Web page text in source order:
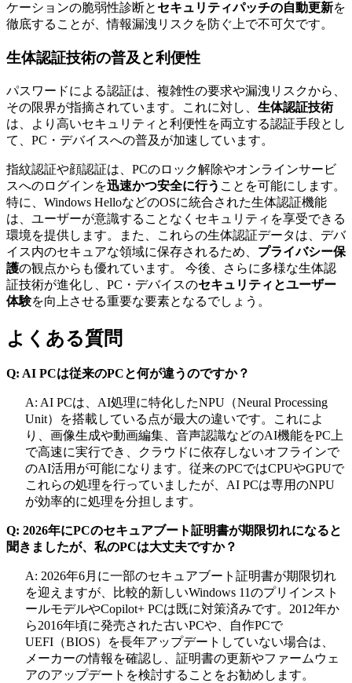
ケーションの脆弱性診断と セキュリティパッチの自動更新を
徹底することが、情報漏洩リスクを防ぐ上で不可欠です。
生体認証技術の普及と利便性
パスワードによる認証は、複雑性の要求や漏洩リスクから、
その限界が指摘されています。これに対し、 生体認証技術
は、より高いセキュリティと利便性を両立する認証手段とし
て、PC・デバイスへの普及が加速しています。
指紋認証や顔認証は、PCのロック解除やオンラインサービ
スへのログインを迅速かつ安全に行う ことを可能にします。
特に、Windows HelloなどのOSに統合された生体認証機能
は、ユーザーが意識することなくセキュリティを享受できる
環境を提供します。また、これらの生体認証データは、デバ
イス内のセキュアな領域に保存されるため、 プライバシー保
護の観点からも優れています。 今後、さらに多様な生体認
証技術が進化し、PC・デバイスのセキュリティとユーザー
体験を向上させる重要な要素となるでしょう。
よくある質問
Q: AI PCは従来のPCと何が違うのですか？
A: AI PCは、AI処理に特化したNPU（Neural Processing
Unit）を搭載している点が最大の違いです。これによ
り、画像生成や動画編集、音声認識などのAI機能をPC上
で高速に実行でき、クラウドに依存しないオフラインで
のAI活用が可能になります。従来のPCではCPUやGPUで
これらの処理を行っていましたが、AI PCは専用のNPU
が効率的に処理を分担します。
Q: 2026年にPCのセキュアブート証明書が期限切れになると
聞きましたが、私のPCは大丈夫ですか？
A: 2026年6月に一部のセキュアブート証明書が期限切れ
を迎えますが、比較的新しいWindows 11のプリインスト
ールモデルやCopilot+ PCは既に対策済みです。2012年か
ら2016年頃に発売された古いPCや、自作PCで
UEFI（BIOS）を長年アップデートしていない場合は、
メーカーの情報を確認し、証明書の更新やファームウェ
アのアップデートを検討することをお勧めします。